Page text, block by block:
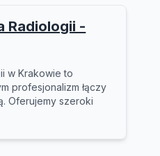
Radiologii -
w Krakowie to
profesjonalizm łączy
Oferujemy szeroki